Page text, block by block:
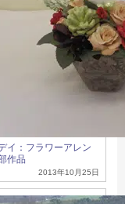
イ：フラワーアレン
作品
2013年10月25日